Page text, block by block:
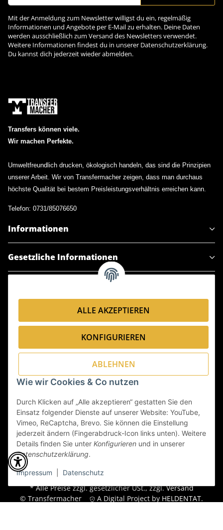
ALLE AKZEPTIEREN
KONFIGURIEREN
ABLEHNEN
Wie wir Cookies & Co nutzen
Durch Klicken auf „Alle akzeptieren“ gestatten Sie den
Einsatz folgender Dienste auf unserer Website: YouTube,
Vimeo, ReCaptcha, Brevo. Sie können die Einstellung
jederzeit ändern (Fingerabdruck-Icon links unten). Weitere
Details finden Sie unter Konfigurieren und in unserer
Datenschutzerklärung.
Impressum Datenschutz
Mit der Anmeldung zum Newsletter willigst du ein, regelmäßig
Informationen und Angebote per E-Mail zu erhalten. Deine Daten
werden ausschließlich zum Versand des Newsletters verwendet.
Weitere Informationen findest du in unserer Datenschutzerklärung.
Du kannst dich jederzeit wieder abmelden.
Transfers können viele.
Wir machen Perfekte.
Umweltfreundlich drucken, ökologisch handeln, das sind die Prinzipien
unserer Arbeit. Wir von Transfermacher zeigen, dass man durchaus
höchste Qualität bei bestem Preisleistungsverhältnis erreichen kann.
Telefon: 0731/85076650
Informationen
Gesetzliche Informationen
Wir versenden via:
* Alle Preise zzgl. gesetzlicher USt., zzgl.Versand
© Transfermacher
A Digital Project by HELDENTAT.